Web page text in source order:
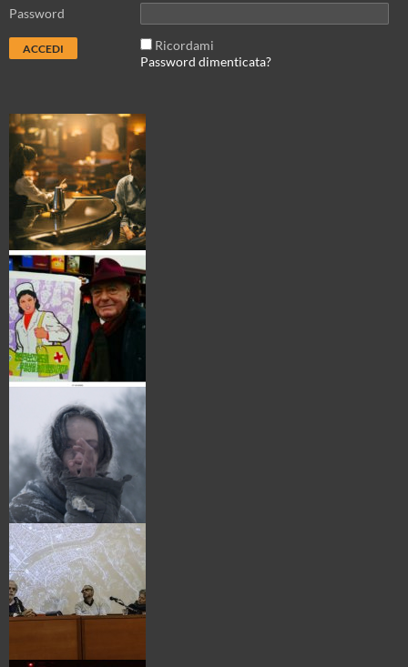
Password
Ricordami
Password dimenticata?